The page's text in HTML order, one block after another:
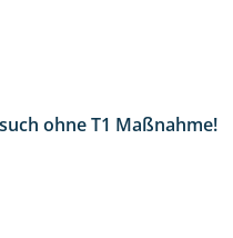
ohne T1 Maßnahme!